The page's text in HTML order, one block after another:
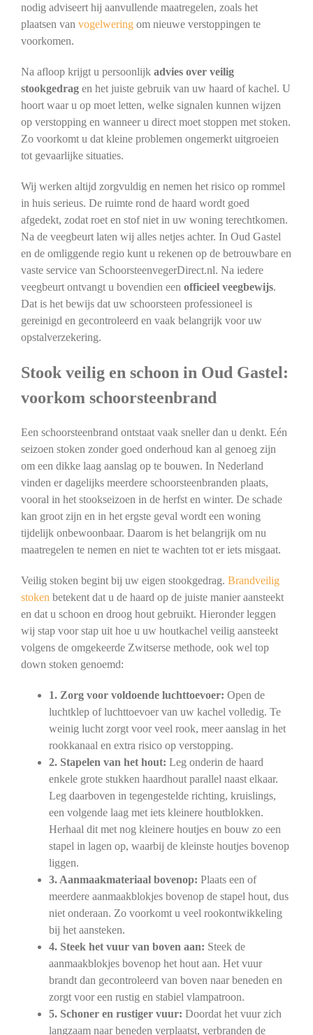
nodig adviseert hij aanvullende maatregelen, zoals het
plaatsen van vogelweringom nieuwe verstoppingen te
voorkomen.
Na afloop krijgt u persoonlijk advies over veilig
stookgedragen het juiste gebruik van uw haard of kachel. U
hoort waar u op moet letten, welke signalen kunnen wijzen
op verstopping en wanneer u direct moet stoppen met stoken.
Zo voorkomt u dat kleine problemen ongemerkt uitgroeien
tot gevaarlijke situaties.
Wij werken altijd zorgvuldig en nemen het risico op rommel
in huis serieus. De ruimte rond de haard wordt goed
afgedekt, zodat roet en stof niet in uw woning terechtkomen.
Na de veegbeurt laten wij alles netjes achter. In Oud Gastel
en de omliggende regio kunt u rekenen op de betrouwbare en
vaste service van SchoorsteenvegerDirect.nl. Na iedere
veegbeurt ontvangt u bovendien een officieel veegbewijs.
Dat is het bewijs dat uw schoorsteen professioneel is
gereinigd en gecontroleerd en vaak belangrijk voor uw
opstalverzekering.
Stook veilig en schoon in Oud Gastel:
voorkom schoorsteenbrand
Een schoorsteenbrand ontstaat vaak sneller dan u denkt. Eén
seizoen stoken zonder goed onderhoud kan al genoeg zijn
om een dikke laag aanslag op te bouwen. In Nederland
vinden er dagelijks meerdere schoorsteenbranden plaats,
vooral in het stookseizoen in de herfst en winter. De schade
kan groot zijn en in het ergste geval wordt een woning
tijdelijk onbewoonbaar. Daarom is het belangrijk om nu
maatregelen te nemen en niet te wachten tot er iets misgaat.
Veilig stoken begint bij uw eigen stookgedrag. Brandveilig
stoken betekent dat u de haard op de juiste manier aansteekt
en dat u schoon en droog hout gebruikt. Hieronder leggen
wij stap voor stap uit hoe u uw houtkachel veilig aansteekt
volgens de omgekeerde Zwitserse methode, ook wel top
down stoken genoemd:
1. Zorg voor voldoende luchttoevoer: Open de
luchtklep of luchttoevoer van uw kachel volledig. Te
weinig lucht zorgt voor veel rook, meer aanslag in het
rookkanaal en extra risico op verstopping.
2. Stapelen van het hout: Leg onderin de haard
enkele grote stukken haardhout parallel naast elkaar.
Leg daarboven in tegengestelde richting, kruislings,
een volgende laag met iets kleinere houtblokken.
Herhaal dit met nog kleinere houtjes en bouw zo een
stapel in lagen op, waarbij de kleinste houtjes bovenop
liggen.
3. Aanmaakmateriaal bovenop: Plaats een of
meerdere aanmaakblokjes bovenop de stapel hout, dus
niet onderaan. Zo voorkomt u veel rookontwikkeling
bij het aansteken.
4. Steek het vuur van boven aan: Steek de
aanmaakblokjes bovenop het hout aan. Het vuur
brandt dan gecontroleerd van boven naar beneden en
zorgt voor een rustig en stabiel vlampatroon.
5. Schoner en rustiger vuur: Doordat het vuur zich
langzaam naar beneden verplaatst, verbranden de